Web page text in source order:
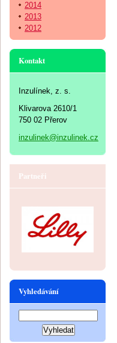
2014
2013
2012
Kontakt
Inzulínek, z. s.
Klivarova 2610/1
750 02 Přerov
inzulinek@inzulinek.cz
Partneři
Vyhledávání